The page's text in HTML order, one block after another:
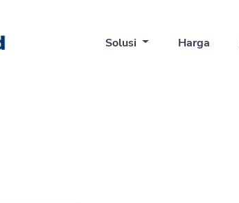
Solusi Harga